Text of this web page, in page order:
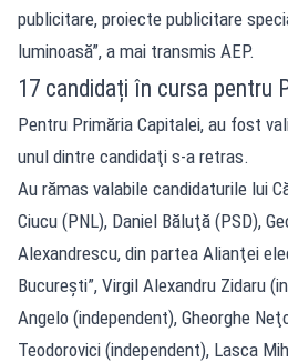
publicitare, proiecte publicitare
luminoasă”, a mai transmis AEP.
17 candidați în cursa pentru
Pentru Primăria Capitalei, au fost
unul dintre candidaţi s-a retras.
Au rămas valabile candidaturile lui
Ciucu (PNL), Daniel Băluţă (PSD),
Alexandrescu, din partea Alianţei
Bucureşti”, Virgil Alexandru Zidaru
Angelo (independent), Gheorghe
Teodorovici (independent), Lasca